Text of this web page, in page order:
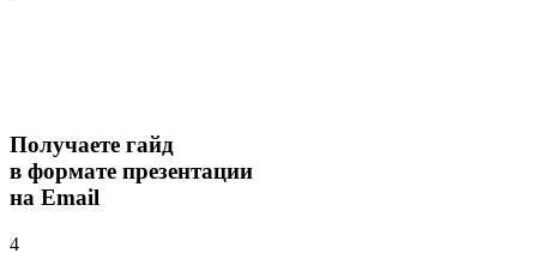
Получаете гайд
в формате презентации
на Email
4